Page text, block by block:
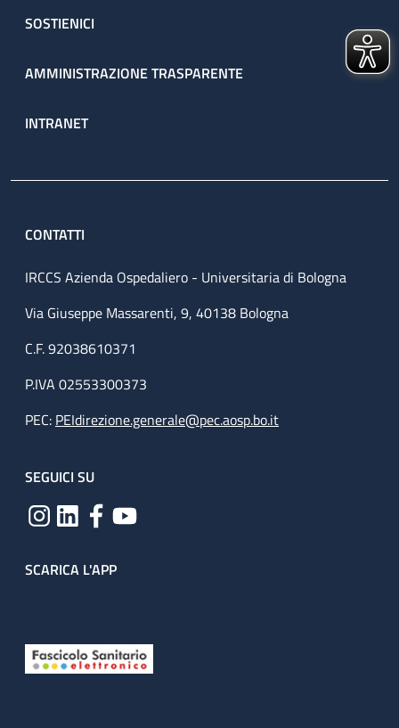
SOSTIENICI
AMMINISTRAZIONE TRASPARENTE
INTRANET
CONTATTI
IRCCS Azienda Ospedaliero - Universitaria di Bologna
Via Giuseppe Massarenti, 9, 40138 Bologna
C.F. 92038610371
P.IVA 02553300373
PEC: PEIdirezione.generale@pec.aosp.bo.it
SEGUICI SU
SCARICA L'APP